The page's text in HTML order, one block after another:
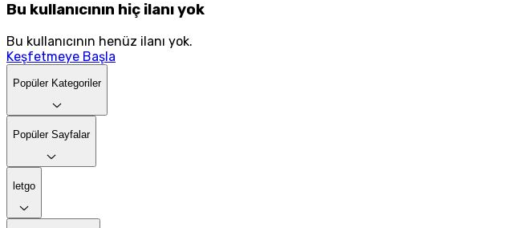
Bu kullanıcının hiç ilanı yok
Bu kullanıcının henüz ilanı yok.
Keşfetmeye Başla
Popüler Kategoriler
Popüler Sayfalar
letgo